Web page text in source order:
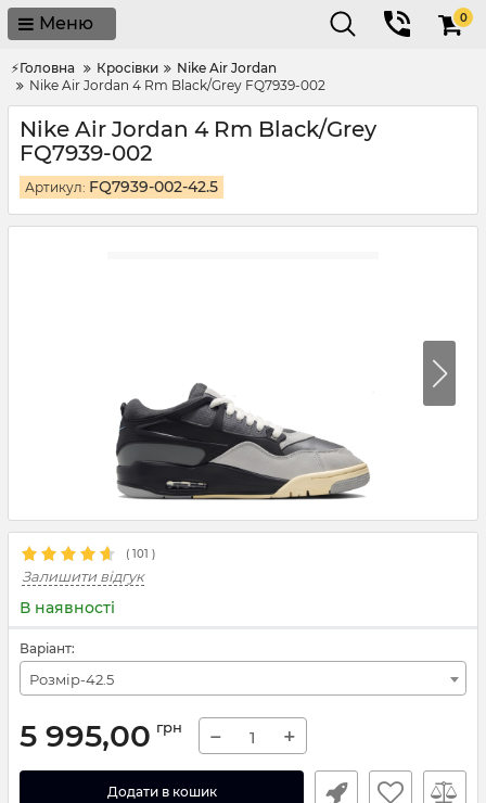
Меню 0
⚡Головна Кросівки
Nike Air Jordan
Nike Air Jordan 4 Rm Black/Grey FQ7939-002
Nike Air Jordan 4 Rm Black/Grey
FQ7939-002
Артикул: FQ7939-002-42.5
( 101 )
Залишити відгук
В наявності
Варіант:
Розмір-42.5
5 995,00 грн − +
Додати в кошик